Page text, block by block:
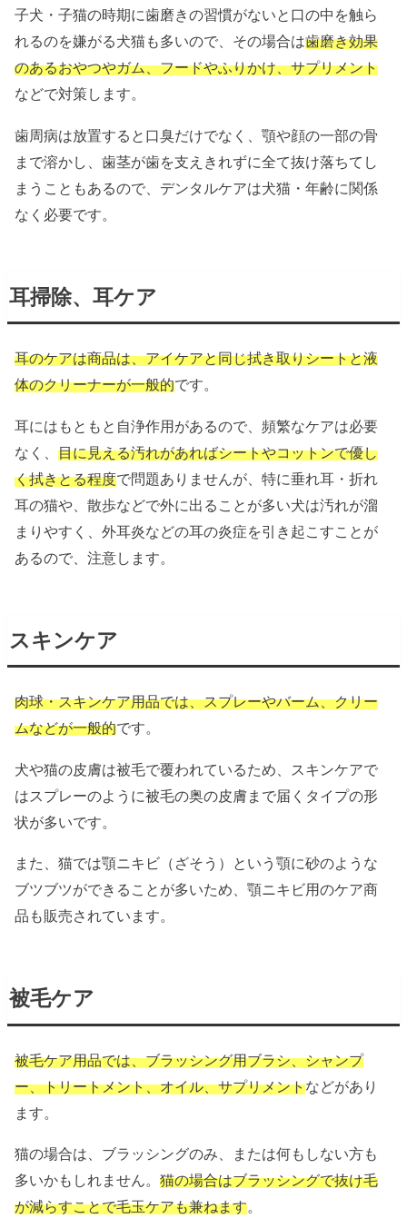
子犬・子猫の時期に歯磨きの習慣がないと口の中を触ら
れるのを嫌がる犬猫も多いので、その場合は歯磨き効果
のあるおやつやガム、フードやふりかけ、サプリメント
などで対策します。
歯周病は放置すると口臭だけでなく、顎や顔の一部の骨
まで溶かし、歯茎が歯を支えきれずに全て抜け落ちてし
まうこともあるので、デンタルケアは犬猫・年齢に関係
なく必要です。
耳掃除、耳ケア
耳のケアは商品は、アイケアと同じ拭き取りシートと液
体のクリーナーが一般的です。
耳にはもともと自浄作用があるので、頻繁なケアは必要
なく、目に見える汚れがあればシートやコットンで優し
く拭きとる程度で問題ありませんが、特に垂れ耳・折れ
耳の猫や、散歩などで外に出ることが多い犬は汚れが溜
まりやすく、外耳炎などの耳の炎症を引き起こすことが
あるので、注意します。
スキンケア
肉球・スキンケア用品では、スプレーやバーム、クリー
ムなどが一般的です。
犬や猫の皮膚は被毛で覆われているため、スキンケアで
はスプレーのように被毛の奥の皮膚まで届くタイプの形
状が多いです。
また、猫では顎ニキビ（ざそう）という顎に砂のような
ブツブツができることが多いため、顎ニキビ用のケア商
品も販売されています。
被毛ケア
被毛ケア用品では、ブラッシング用ブラシ、シャンプ
ー、トリートメント、オイル、サプリメントなどがあり
ます。
猫の場合は、ブラッシングのみ、または何もしない方も
多いかもしれません。猫の場合はブラッシングで抜け毛
が減らすことで毛玉ケアも兼ねます。